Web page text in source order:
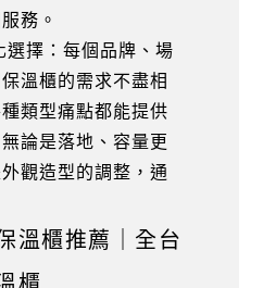
務。
選擇：每個品牌、場
溫櫃的需求不盡相
類型痛點都能提供
論是落地、容量更
觀造型的調整，通
溫櫃推薦｜全台